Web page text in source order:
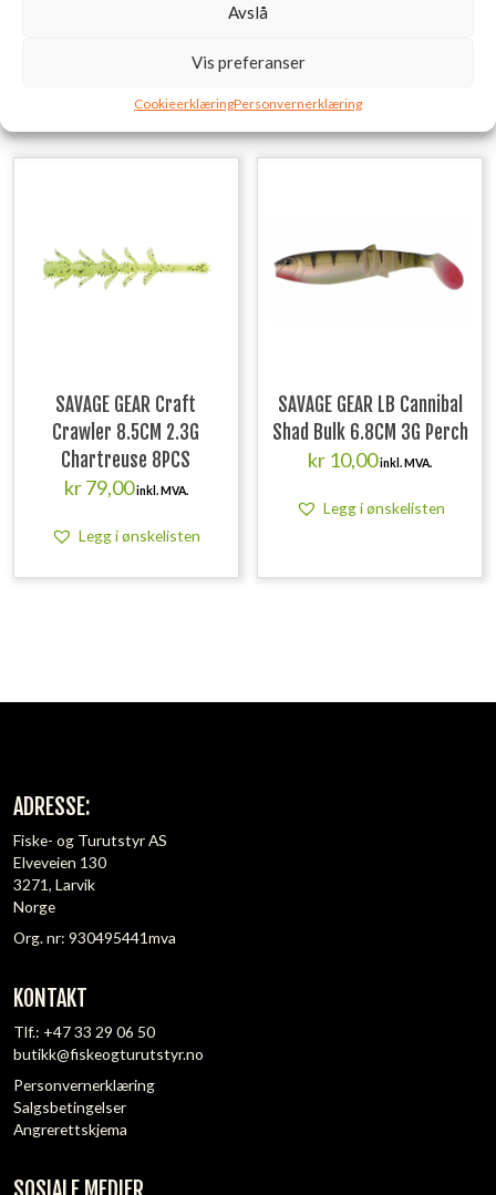
Avslå
Vis preferanser
CookieerklæringPersonvernerklæring
SAVAGE GEAR Craft
Crawler 8.5CM 2.3G
Chartreuse 8PCS
kr79,00inkl. MVA.
Legg i ønskelisten
SAVAGE GEAR LB Cannibal
Shad Bulk 6.8CM 3G Perch
kr 10,00inkl. MVA.
Legg i ønskelisten
ADRESSE:
Fiske- og Turutstyr AS
Elveveien 130
3271, Larvik
Norge
Org. nr: 930495441mva
KONTAKT
Tlf.: +47 33 29 06 50
butikk@fiskeogturutstyr.no
Personvernerklæring
Salgsbetingelser
Angrerettskjema
SOSIALE MEDIER